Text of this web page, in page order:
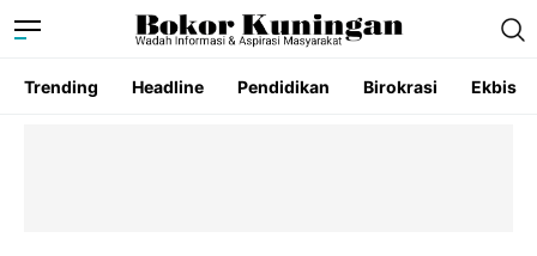
Trending Headline Pendidikan Birokrasi Ekbis